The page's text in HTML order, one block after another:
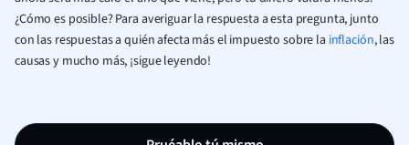
¿Cómo es posible? Para averiguar la respuesta a esta pregunta, junto
con las respuestas a quién afecta más el impuesto sobre la inflación, las
causas y mucho más, ¡sigue leyendo!